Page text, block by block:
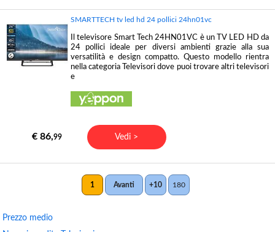
SMARTTECH tv led hd 24 pollici 24hn01vc
Il televisore Smart Tech 24HN01VC è un TV LED HD da
24 pollici ideale per diversi ambienti grazie alla sua
versatilità e design compatto. Questo modello rientra
nella categoria Televisori dove puoi trovare altri televisori
e
€ 86,99 Vedi >
1 Avanti +10 180
Prezzo medio